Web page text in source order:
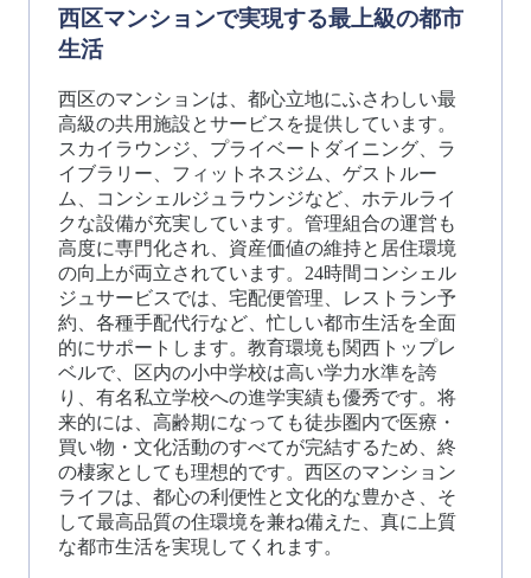
西区マンションで実現する最上級の都市
生活
西区のマンションは、都心立地にふさわしい最
高級の共用施設とサービスを提供しています。
スカイラウンジ、プライベートダイニング、ラ
イブラリー、フィットネスジム、ゲストルー
ム、コンシェルジュラウンジなど、ホテルライ
クな設備が充実しています。管理組合の運営も
高度に専門化され、資産価値の維持と居住環境
の向上が両立されています。24時間コンシェル
ジュサービスでは、宅配便管理、レストラン予
約、各種手配代行など、忙しい都市生活を全面
的にサポートします。教育環境も関西トップレ
ベルで、区内の小中学校は高い学力水準を誇
り、有名私立学校への進学実績も優秀です。将
来的には、高齢期になっても徒歩圏内で医療・
買い物・文化活動のすべてが完結するため、終
の棲家としても理想的です。西区のマンション
ライフは、都心の利便性と文化的な豊かさ、そ
して最高品質の住環境を兼ね備えた、真に上質
な都市生活を実現してくれます。